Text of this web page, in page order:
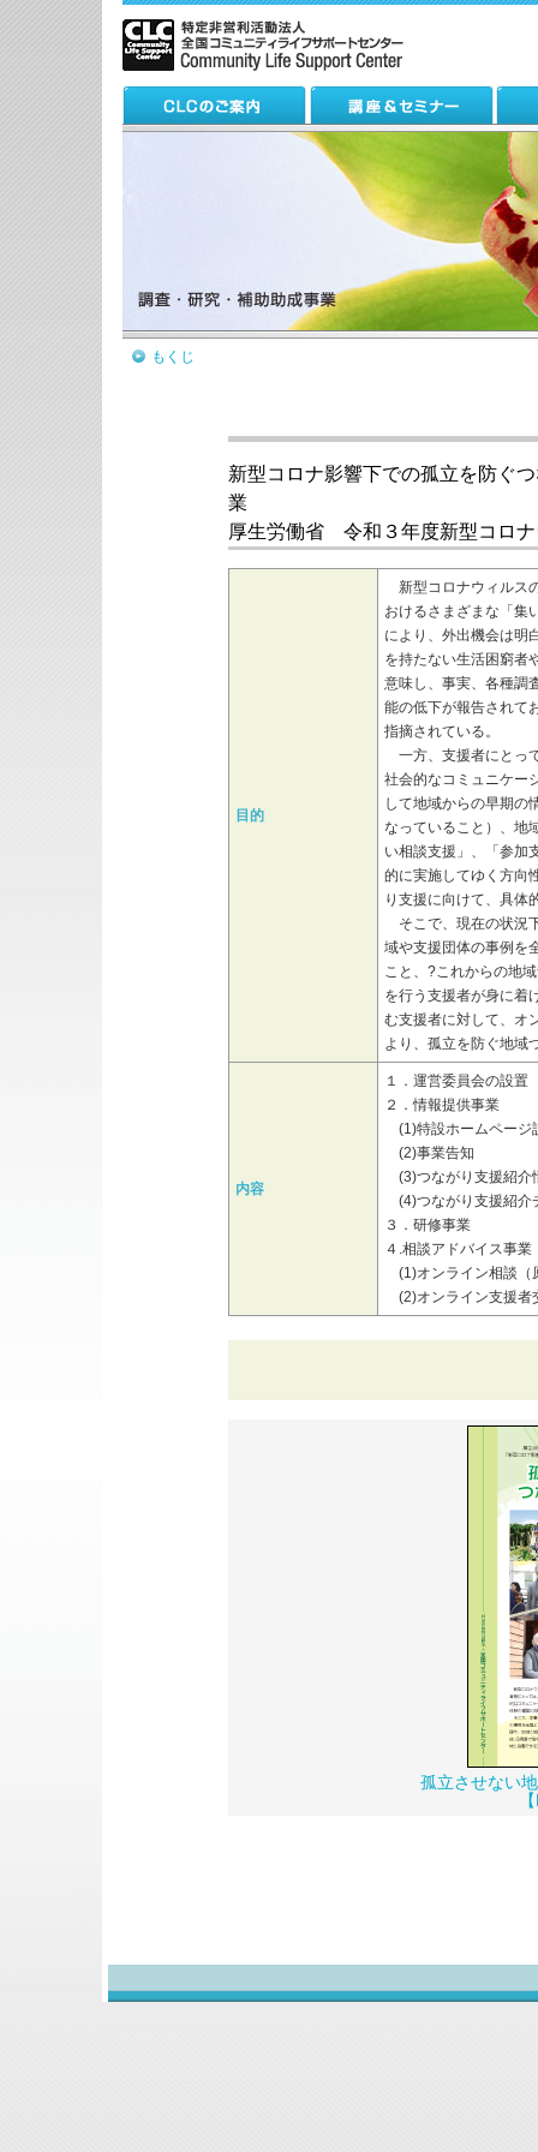
もくじ
新型コロナ影響下での孤立を防ぐ
業
厚生労働省 令和３年度新型コロ
目的
新型コロナウィルス
おけるさまざまな「集
により、外出機会は明
を持たない生活困窮者
意味し、事実、各種調
能の低下が報告されて
指摘されている。
一方、支援者にとっ
社会的なコミュニケー
して地域からの早期の
なっていること）、地
い相談支援」、「参加
的に実施してゆく方向
り支援に向けて、具体
そこで、現在の状況
域や支援団体の事例を
こと、?これからの地
を行う支援者が身に着
む支援者に対して、オ
より、孤立を防ぐ地域
内容
１．運営委員会の設置
２．情報提供事業
(1)特設ホームページ
(2)事業告知
(3)つながり支援紹介
(4)つながり支援紹介
３．研修事業
４.相談アドバイス事業
(1)オンライン相談（
(2)オンライン支援者
孤立させない